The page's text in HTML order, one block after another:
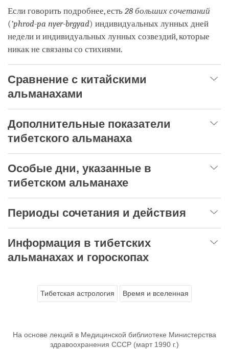
Если говорить подробнее, есть 28 больших сочетаний
(’phrod-pa nyer-brgyad) индивидуальных лунных дней
недели и индивидуальных лунных созвездий, которые
никак не связаны со стихиями.
Сравнение с китайскими
альманахами
Дополнительные показатели
тибетского альманаха
Особые дни, указанные в
тибетском альманахе
Периоды сочетания и действия
Информация в тибетских
альманахах и гороскопах
Тибетская астрология Время и вселенная
На основе лекций в Медицинской библиотеке Министерства
здравоохранения СССР (март 1990 г.)